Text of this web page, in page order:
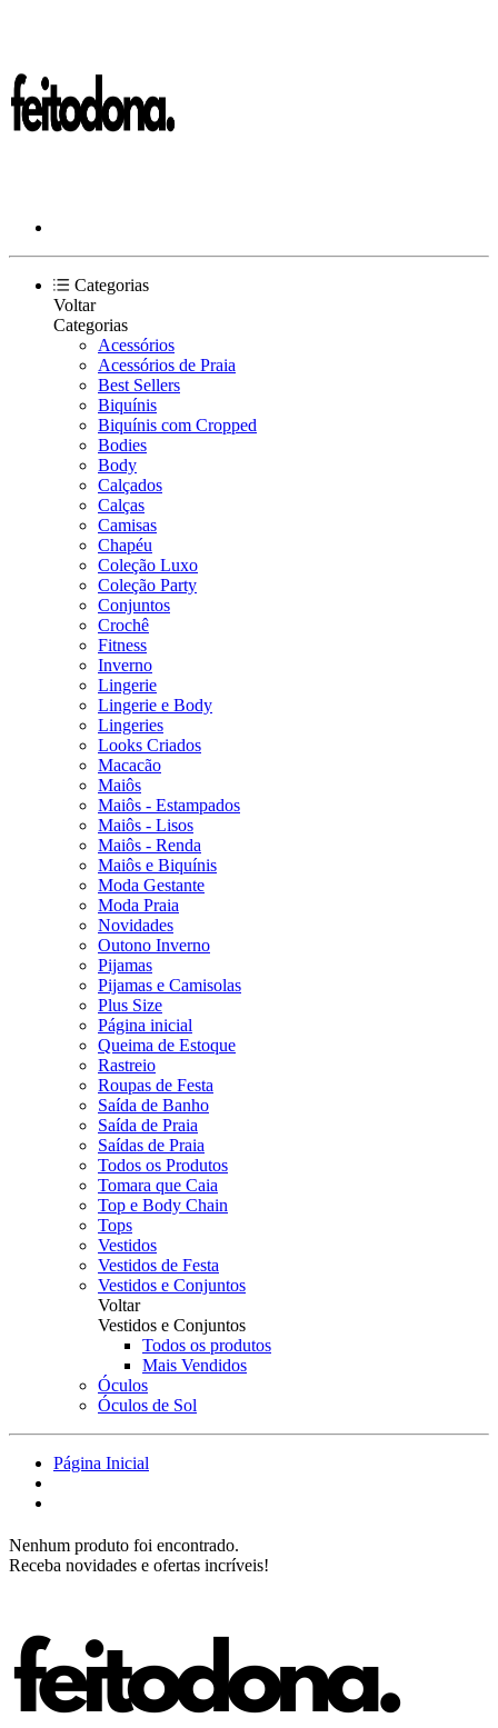
Categorias
Voltar
Categorias
Acessórios
Acessórios de Praia
Best Sellers
Biquínis
Biquínis com Cropped
Bodies
Body
Calçados
Calças
Camisas
Chapéu
Coleção Luxo
Coleção Party
Conjuntos
Crochê
Fitness
Inverno
Lingerie
Lingerie e Body
Lingeries
Looks Criados
Macacão
Maiôs
Maiôs - Estampados
Maiôs - Lisos
Maiôs - Renda
Maiôs e Biquínis
Moda Gestante
Moda Praia
Novidades
Outono Inverno
Pijamas
Pijamas e Camisolas
Plus Size
Página inicial
Queima de Estoque
Rastreio
Roupas de Festa
Saída de Banho
Saída de Praia
Saídas de Praia
Todos os Produtos
Tomara que Caia
Top e Body Chain
Tops
Vestidos
Vestidos de Festa
Vestidos e Conjuntos
Voltar
Vestidos e Conjuntos
Todos os produtos
Mais Vendidos
Óculos
Óculos de Sol
Página Inicial
Nenhum produto foi encontrado.
Receba novidades e ofertas incríveis!